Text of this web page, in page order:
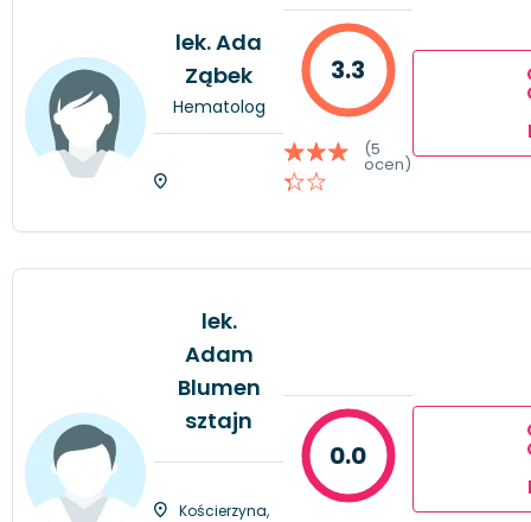
lek. Ada
Ząbek
Hematolog
3.3
(5
ocen)
lek.
Adam
Blumen
sztajn
Kościerzyna,
0.0